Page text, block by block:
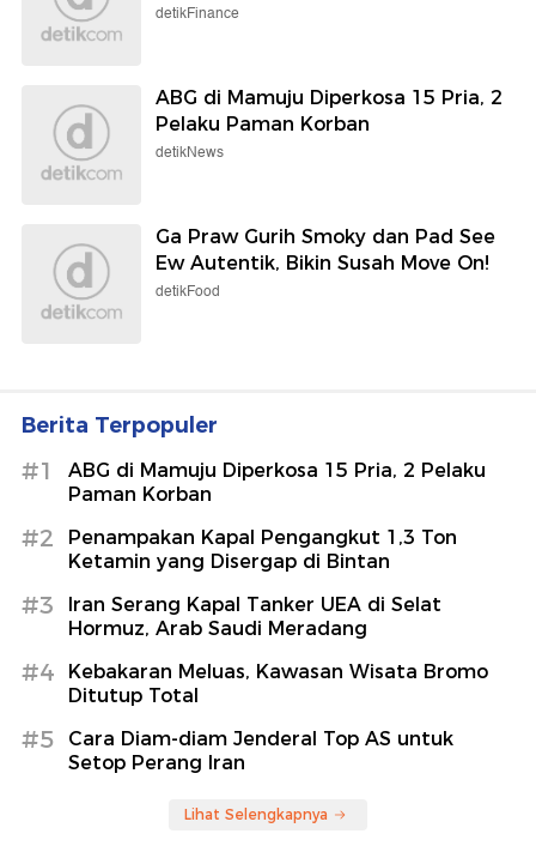
detikFinance
ABG di Mamuju Diperkosa 15 Pria, 2
Pelaku Paman Korban
detikNews
Ga Praw Gurih Smoky dan Pad See
Ew Autentik, Bikin Susah Move On!
detikFood
Berita Terpopuler
#1
ABG di Mamuju Diperkosa 15 Pria, 2 Pelaku
Paman Korban
#2
Penampakan Kapal Pengangkut 1,3 Ton
Ketamin yang Disergap di Bintan
#3
Iran Serang Kapal Tanker UEA di Selat
Hormuz, Arab Saudi Meradang
#4
Kebakaran Meluas, Kawasan Wisata Bromo
Ditutup Total
#5
Cara Diam-diam Jenderal Top AS untuk
Setop Perang Iran
Lihat Selengkapnya